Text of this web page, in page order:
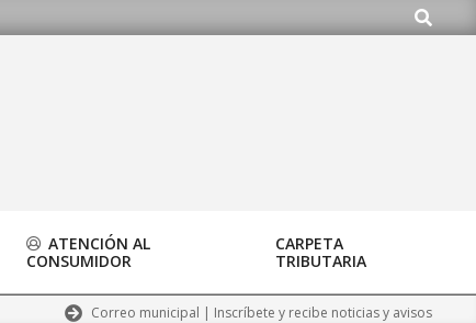
Buscar
ATENCIÓN AL
CONSUMIDOR
CARPETA
TRIBUTARIA
Correo municipal | Inscríbete y recibe noticias y avisos